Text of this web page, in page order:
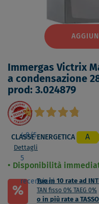
Immergas Victrix
a condensazione
prod: 3.024879
4,8/5
5
recensioni
CLASSE ENERGETICA A
Dettagli
Disponibilità
%
Tuo in 10 rate ad
TAN fisso 0% TAEG 0%
o in più rate a TASSO